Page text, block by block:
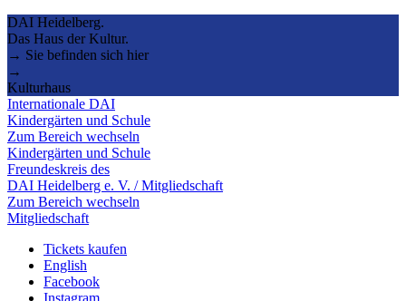
DAI Heidelberg.
Das Haus der Kultur.
→ Sie befinden sich hier
→
Kulturhaus
Internationale DAI
Kindergärten und Schule
Zum Bereich wechseln
Kindergärten und Schule
Freundeskreis des
DAI Heidelberg e. V. / Mitgliedschaft
Zum Bereich wechseln
Mitgliedschaft
Tickets kaufen
English
Facebook
Instagram